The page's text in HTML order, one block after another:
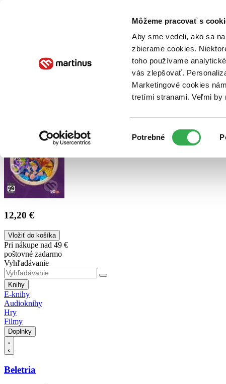
Môžeme pracovať s
Aby sme vedeli, ako sa
zbierame cookies.
toho používame
vás zlepšovať.
Marketingové cookies
tretími stranami. Veľmi by
súhlasu
Potrebné
Poukážky Kontakt
12,20 €
Vložiť do košíka
Pri nákupe nad 49 €
poštovné zadarmo
Vyhľadávanie
Knihy
E-knihy
Audioknihy
Hry
Filmy
Doplnky
Beletria